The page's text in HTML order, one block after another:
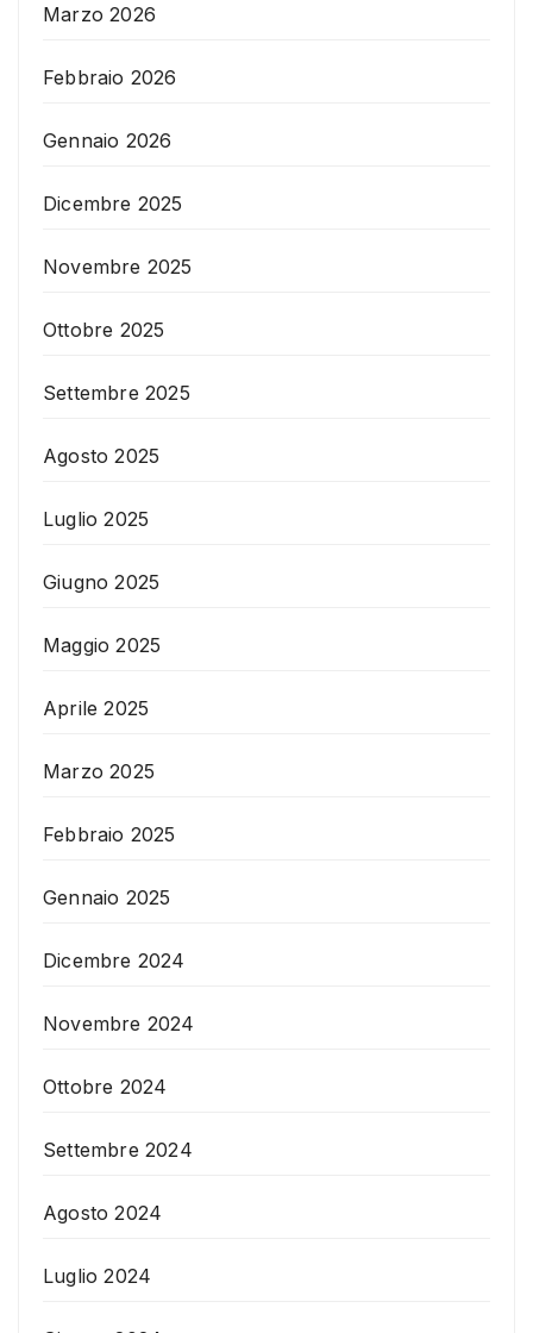
Marzo 2026
Febbraio 2026
Gennaio 2026
Dicembre 2025
Novembre 2025
Ottobre 2025
Settembre 2025
Agosto 2025
Luglio 2025
Giugno 2025
Maggio 2025
Aprile 2025
Marzo 2025
Febbraio 2025
Gennaio 2025
Dicembre 2024
Novembre 2024
Ottobre 2024
Settembre 2024
Agosto 2024
Luglio 2024